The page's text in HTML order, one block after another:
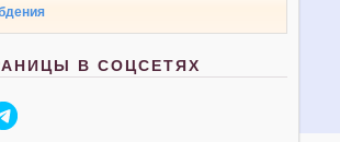
В СОЦСЕТЯХ